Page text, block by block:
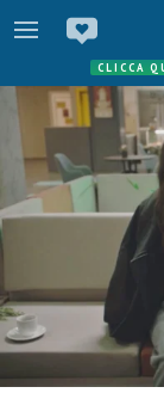
CLICCA